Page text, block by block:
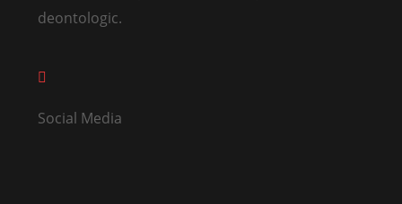
deontologic.
Social Media